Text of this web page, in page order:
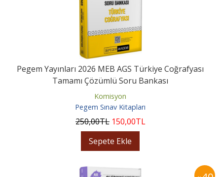
Pegem Yayınları 2026 MEB AGS Türkiye Coğrafyası
Tamamı Çözümlü Soru Bankası
Komisyon
Pegem Sınav Kitapları
250,00TL 150,00TL
Sepete Ekle